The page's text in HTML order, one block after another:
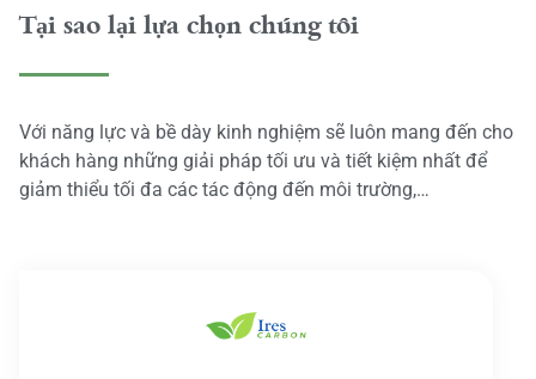
Tại sao lại lựa chọn chúng tôi
Với năng lực và bề dày kinh nghiệm sẽ luôn mang đến cho
khách hàng những giải pháp tối ưu và tiết kiệm nhất để
giảm thiểu tối đa các tác động đến môi trường,…